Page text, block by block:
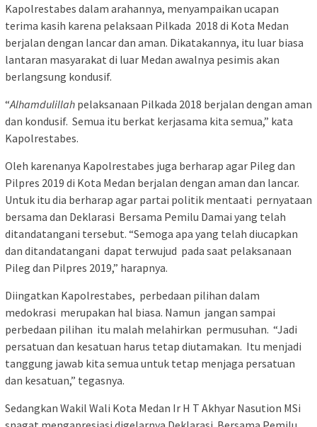
Kapolrestabes dalam arahannya, menyampaikan ucapan
terima kasih karena pelaksaan Pilkada 2018 di Kota Medan
berjalan dengan lancar dan aman. Dikatakannya, itu luar biasa
lantaran masyarakat di luar Medan awalnya pesimis akan
berlangsung kondusif.
“Alhamdulillah pelaksanaan Pilkada 2018 berjalan dengan aman
dan kondusif. Semua itu berkat kerjasama kita semua,” kata
Kapolrestabes.
Oleh karenanya Kapolrestabes juga berharap agar Pileg dan
Pilpres 2019 di Kota Medan berjalan dengan aman dan lancar.
Untuk itu dia berharap agar partai politik mentaati pernyataan
bersama dan Deklarasi Bersama Pemilu Damai yang telah
ditandatangani tersebut. “Semoga apa yang telah diucapkan
dan ditandatangani dapat terwujud pada saat pelaksanaan
Pileg dan Pilpres 2019,” harapnya.
Diingatkan Kapolrestabes, perbedaan pilihan dalam
medokrasi merupakan hal biasa. Namun jangan sampai
perbedaan pilihan itu malah melahirkan permusuhan. “Jadi
persatuan dan kesatuan harus tetap diutamakan. Itu menjadi
tanggung jawab kita semua untuk tetap menjaga persatuan
dan kesatuan,” tegasnya.
Sedangkan Wakil Wali Kota Medan Ir H T Akhyar Nasution MSi